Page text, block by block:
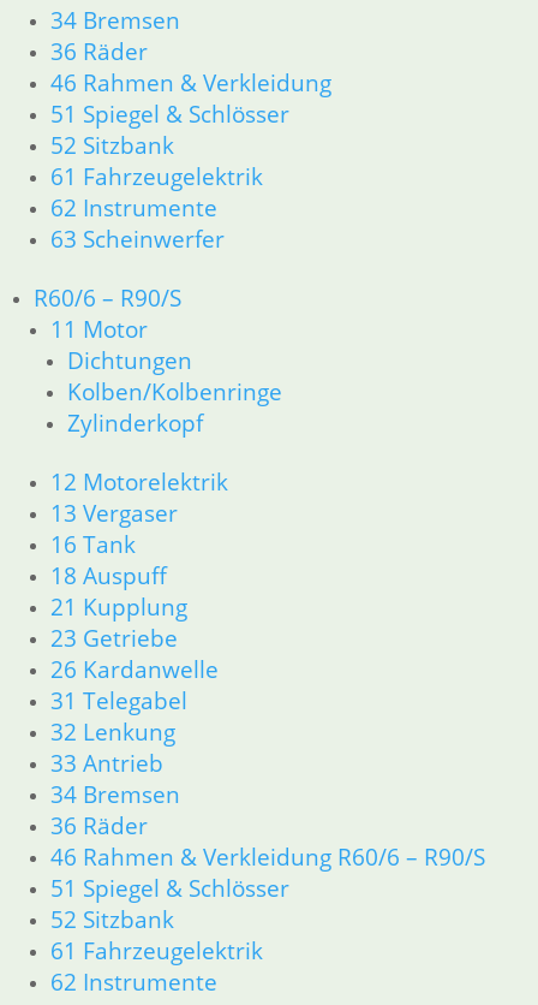
34 Bremsen
36 Räder
46 Rahmen & Verkleidung
51 Spiegel & Schlösser
52 Sitzbank
61 Fahrzeugelektrik
62 Instrumente
63 Scheinwerfer
R60/6 – R90/S
11 Motor
Dichtungen
Kolben/Kolbenringe
Zylinderkopf
12 Motorelektrik
13 Vergaser
16 Tank
18 Auspuff
21 Kupplung
23 Getriebe
26 Kardanwelle
31 Telegabel
32 Lenkung
33 Antrieb
34 Bremsen
36 Räder
46 Rahmen & Verkleidung R60/6 – R90/S
51 Spiegel & Schlösser
52 Sitzbank
61 Fahrzeugelektrik
62 Instrumente
zzgl.Versandkosten
In den Warenkorb
Bundmutter für
Abtriebswelle
6,50€
Artikelnummer: 1230084B
inkl. MwSt.
In den Warenkorb
Zahnrad 5 G. 5 % länger mit
X Kennz.
Artikelnummer: 12429925%
inkl. MwSt.
zzgl. Versandkosten
In den Warenkorb
Zahnrad 5 G. Zwischenwelle
nach 4/82 mit X
0,00€
Artikelnummer: 1242996X
inkl. MwSt.
zzgl.Versandkosten
In den Warenkorb
Zahnrad 5 G. mit X
115,00€
Artikelnummer: 1242992